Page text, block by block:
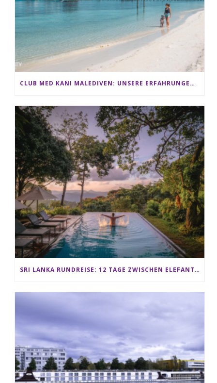
CLUB MED KANI MALEDIVEN: UNSERE ERFAHRUNGEN IM ALL-INCLUSIVE PARADIES
SRI LANKA RUNDREISE: 12 TAGE ZWISCHEN ELEFANTEN, TEEPLANTAGEN & STRAND ALS FAMILIE